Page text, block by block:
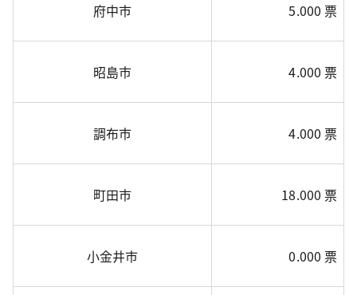
府中市 5.000 票
昭島市 4.000 票
調布市 4.000 票
町田市 18.000 票
小金井市 0.000 票